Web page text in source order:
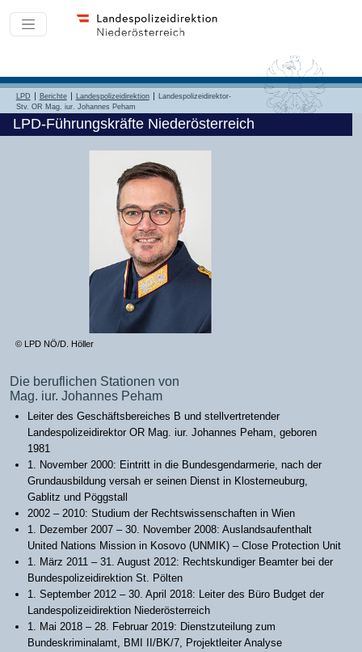
LPD Berichte Landespolizeidirektion
Landespolizeidirektor-
Stv. OR Mag. iur. Johannes Peham
LPD-Führungskräfte Niederösterreich
© LPD NÖ/D. Höller
Die beruflichen Stationen von
Mag. iur. Johannes Peham
Leiter des Geschäftsbereiches B und stellvertretender
Landespolizeidirektor OR Mag. iur. Johannes Peham, geboren
1981
1. November 2000: Eintritt in die Bundesgendarmerie, nach der
Grundausbildung versah er seinen Dienst in Klosterneuburg,
Gablitz und Pöggstall
2002 – 2010: Studium der Rechtswissenschaften in Wien
1. Dezember 2007 – 30. November 2008: Auslandsaufenthalt
United Nations Mission in Kosovo (UNMIK) – Close Protection Unit
1. März 2011 – 31. August 2012: Rechtskundiger Beamter bei der
Bundespolizeidirektion St. Pölten
1. September 2012 – 30. April 2018: Leiter des Büro Budget der
Landespolizeidirektion Niederösterreich
1. Mai 2018 – 28. Februar 2019: Dienstzuteilung zum
Bundeskriminalamt, BMI II/BK/7, Projektleiter Analyse